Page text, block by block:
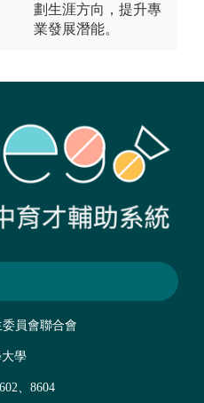
劃生涯方向，提升專
業發展潛能。
員會聯合會
學
、8604